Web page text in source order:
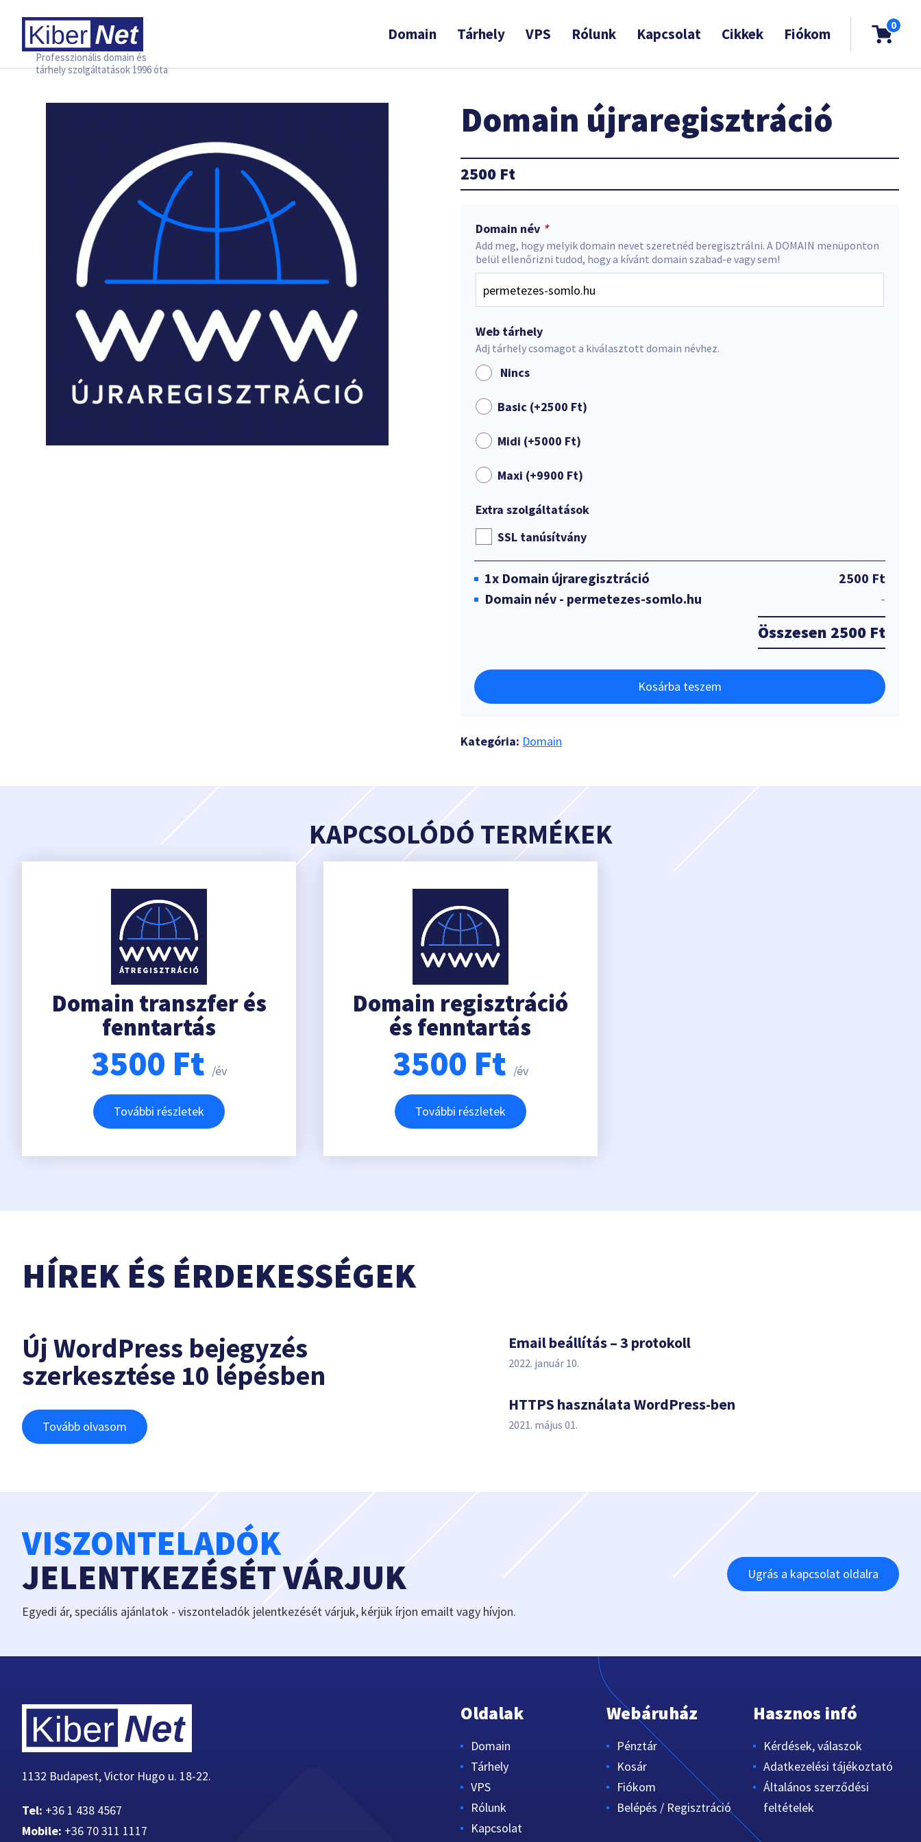
Professzionális domain és
tárhely szolgáltatások 1996 óta
Domain Tárhely VPS Rólunk Kapcsolat Cikkek Fiókom 0
Domain újraregisztráció
2500 Ft
Domain név *
Add meg, hogy melyik domain nevet szeretnéd beregisztrálni. A DOMAIN menüponton
belül ellenőrizni tudod, hogy a kívánt domain szabad-e vagy sem!
Web tárhely
Adj tárhely csomagot a kiválasztott domain névhez.
Nincs
Basic (+2500 Ft)
Midi (+5000 Ft)
Maxi (+9900 Ft)
Extra szolgáltatások
SSL tanúsítvány
1x Domain újraregisztráció
2500 Ft
Domain név - permetezes-somlo.hu
-
Összesen 2500 Ft
Kosárba teszem
Kategória: Domain
KAPCSOLÓDÓ TERMÉKEK
Domain transzfer és
fenntartás
3500 Ft /év
További részletek
Domain regisztráció
és fenntartás
3500 Ft /év
További részletek
HÍREK ÉS ÉRDEKESSÉGEK
Új WordPress bejegyzés
szerkesztése 10 lépésben
Tovább olvasom
Email beállítás – 3 protokoll
2022. január 10.
HTTPS használata WordPress-ben
2021. május 01.
VISZONTELADÓK
JELENTKEZÉSÉT VÁRJUK
Egyedi ár, speciális ajánlatok - viszonteladók jelentkezését várjuk, kérjük írjon emailt vagy hívjon.
Ugrás a kapcsolat oldalra
1132 Budapest, Victor Hugo u. 18-22.
Tel: +36 1 438 4567
Mobile: +36 70 311 1117
Oldalak
Domain
Tárhely
VPS
Rólunk
Kapcsolat
Webáruház
Pénztár
Kosár
Fiókom
Belépés / Regisztráció
Hasznos infó
Kérdések, válaszok
Adatkezelési tájékoztató
Általános szerződési
feltételek